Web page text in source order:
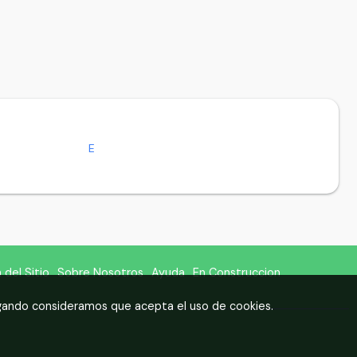
E
del Sitio Sobre Nosotros Ayuda En Construccion
consideramos que acepta el uso de cookies.